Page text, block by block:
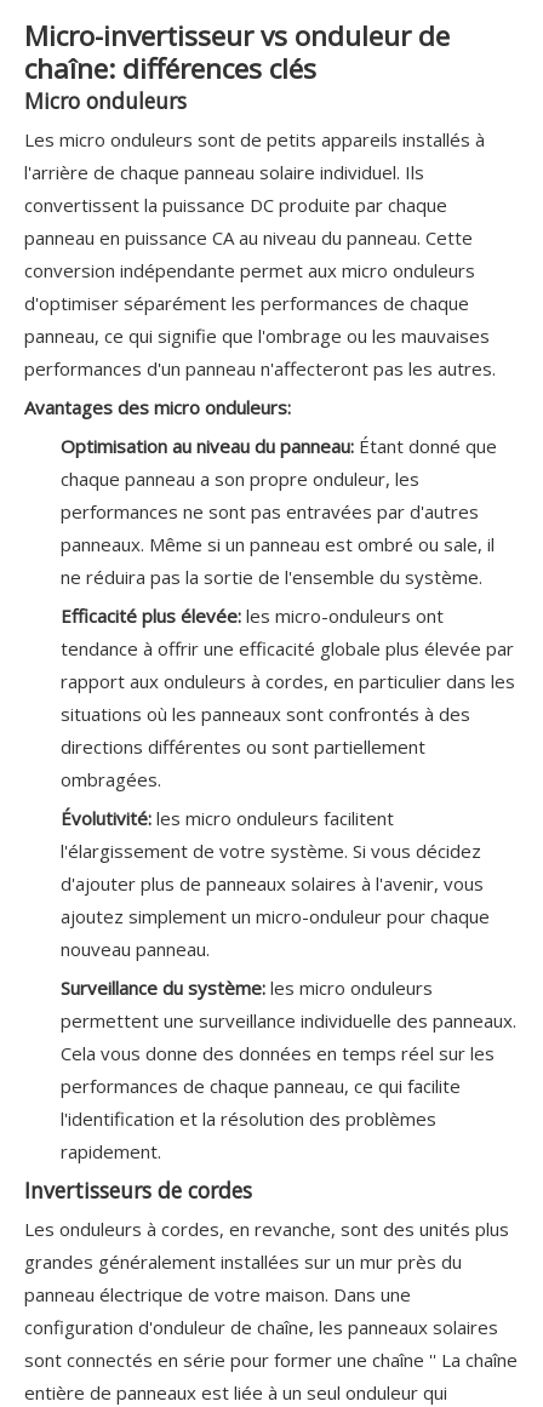
Micro-invertisseur vs onduleur de
chaîne: différences clés
Micro onduleurs
Les micro onduleurs sont de petits appareils installés à
l'arrière de chaque panneau solaire individuel. Ils
convertissent la puissance DC produite par chaque
panneau en puissance CA au niveau du panneau. Cette
conversion indépendante permet aux micro onduleurs
d'optimiser séparément les performances de chaque
panneau, ce qui signifie que l'ombrage ou les mauvaises
performances d'un panneau n'affecteront pas les autres.
Avantages des micro onduleurs:
Optimisation au niveau du panneau: Étant donné que
chaque panneau a son propre onduleur, les
performances ne sont pas entravées par d'autres
panneaux. Même si un panneau est ombré ou sale, il
ne réduira pas la sortie de l'ensemble du système.
Efficacité plus élevée: les micro-onduleurs ont
tendance à offrir une efficacité globale plus élevée par
rapport aux onduleurs à cordes, en particulier dans les
situations où les panneaux sont confrontés à des
directions différentes ou sont partiellement
ombragées.
Évolutivité: les micro onduleurs facilitent
l'élargissement de votre système. Si vous décidez
d'ajouter plus de panneaux solaires à l'avenir, vous
ajoutez simplement un micro-onduleur pour chaque
nouveau panneau.
Surveillance du système: les micro onduleurs
permettent une surveillance individuelle des panneaux.
Cela vous donne des données en temps réel sur les
performances de chaque panneau, ce qui facilite
l'identification et la résolution des problèmes
rapidement.
Invertisseurs de cordes
Les onduleurs à cordes, en revanche, sont des unités plus
grandes généralement installées sur un mur près du
panneau électrique de votre maison. Dans une
configuration d'onduleur de chaîne, les panneaux solaires
sont connectés en série pour former une chaîne '' La chaîne
entière de panneaux est liée à un seul onduleur qui